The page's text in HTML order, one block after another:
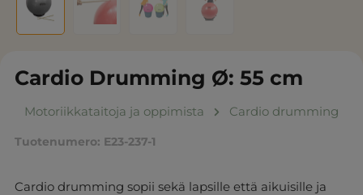
Cardio Drumming Ø: 55 cm
Motoriikkataitoja ja oppimista Cardio drumming
Tuotenumero: E23-237-1
Cardio drumming sopii sekä lapsille että aikuisille ja